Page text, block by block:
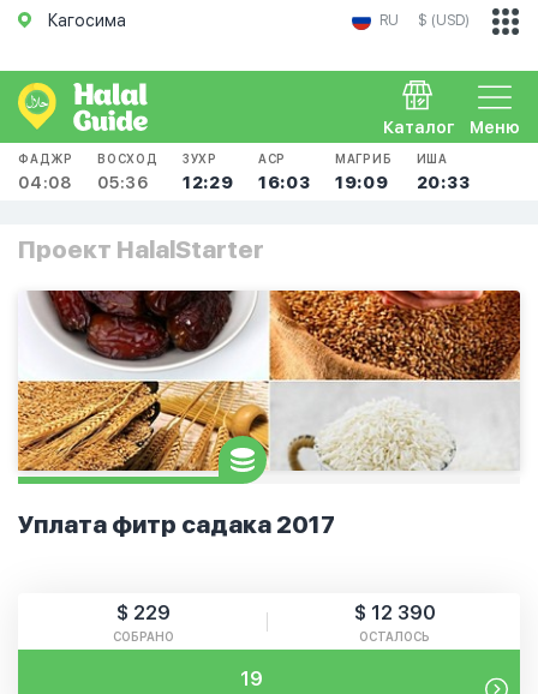
Кагосима RU $ (USD)
Меню
Каталог
ФАДЖР
04:08
ВОСХОД
05:36
ЗУХР
12:29
АСР
16:03
МАГРИБ
19:09
ИША
20:33
Проект HalalStarter
Уплата фитр садака 2017
$ 229
СОБРАНО
$ 12 390
ОСТАЛОСЬ
19